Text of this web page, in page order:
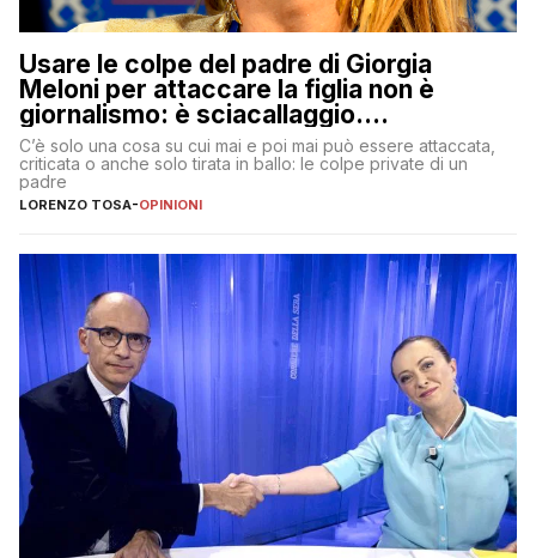
Usare le colpe del padre di Giorgia
Meloni per attaccare la figlia non è
giornalismo: è sciacallaggio.
Dimostriamo di essere diversi
C’è solo una cosa su cui mai e poi mai può essere attaccata,
criticata o anche solo tirata in ballo: le colpe private di un
padre
LORENZO TOSA-OPINIONI